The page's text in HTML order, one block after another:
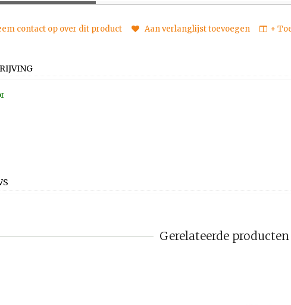
contact op over dit product Aan verlanglijst toevoegen +
Gerelateerde producten